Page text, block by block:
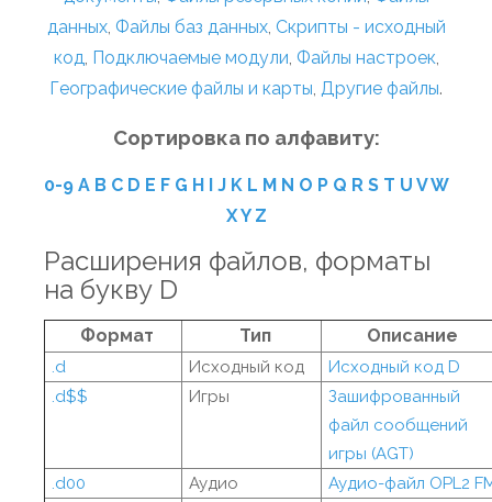
данных, Файлы баз данных, Скрипты - исходный
код, Подключаемые модули, Файлы настроек,
Географические файлы и карты, Другие файлы.
Сортировка по алфавиту:
0-9 A B C D E F G H I J K L M N O P Q R S T U VW
XY Z
Расширения файлов, форматы
на букву D
Формат Тип Описание
.d Исходный код
Исходный код D
.d$$
Игры
Зашифрованный
файл сообщений
игры (AGT)
.d00
Аудио
Аудио-файл OPL2